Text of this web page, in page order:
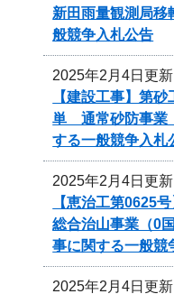
新田雨量観測局移
般競争入札公告
2025年2月4日更新
【建設工事】第
単 通常砂防事業
する一般競争入札
2025年2月4日更新
【恵治工第0625
総合治山事業（0
事に関する一般競
2025年2月4日更新